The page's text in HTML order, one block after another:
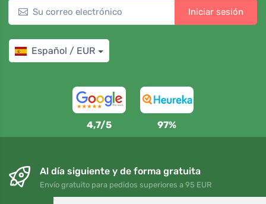
Iniciar sesión
Español / EUR
4,7/5 97%
Al día siguiente y de forma gratuita
Envío gratuito para pedidos superiores a 95 EUR